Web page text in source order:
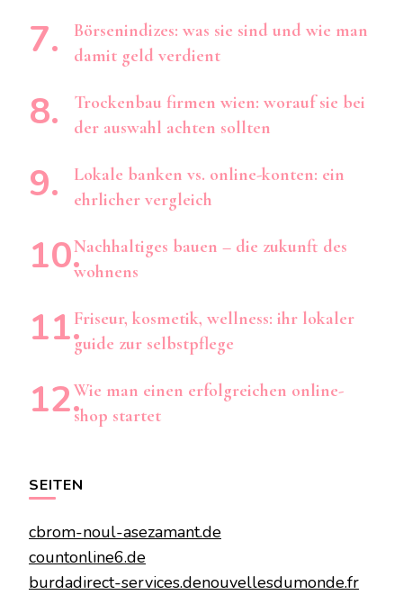
Börsenindizes: was sie sind und wie man
damit geld verdient
Trockenbau firmen wien: worauf sie bei
der auswahl achten sollten
Lokale banken vs. online-konten: ein
ehrlicher vergleich
Nachhaltiges bauen – die zukunft des
wohnens
Friseur, kosmetik, wellness: ihr lokaler
guide zur selbstpflege
Wie man einen erfolgreichen online-
shop startet
SEITEN
cbrom-noul-asezamant.de
countonline6.de
burdadirect-services.denouvellesdumonde.fr